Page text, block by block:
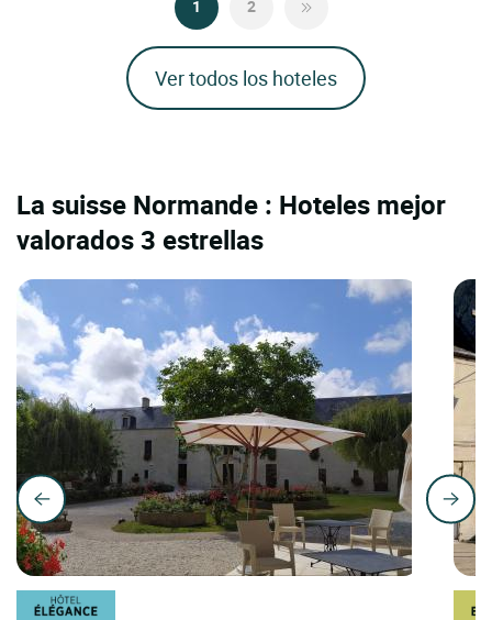
1 2
Ver todos los hoteles
La suisse Normande : Hoteles mejor
valorados 3 estrellas